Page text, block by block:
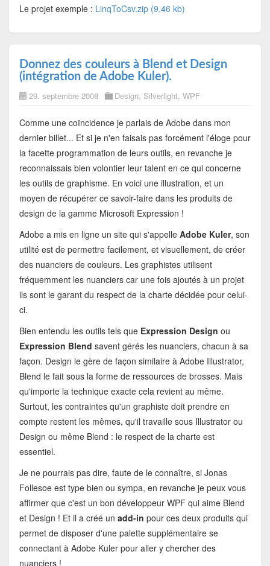
Le projet exemple : LinqToCsv.zip (9,46 kb)
Donnez des couleurs à Blend et Design
(intégration de Adobe Kuler).
29. septembre 2008 Design, Silverlight, WPF
Comme une coïncidence je parlais de Adobe dans mon
dernier billet... Et si je n'en faisais pas forcément l'éloge pour
la facette programmation de leurs outils, en revanche je
reconnaissais bien volontier leur talent en ce qui concerne
les outils de graphisme. En voici une illustration, et un
moyen de récupérer ce savoir-faire dans les produits de
design de la gamme Microsoft Expression !
Adobe a mis en ligne un site qui s'appelle Adobe Kuler, son
utilité est de permettre facilement, et visuellement, de créer
des nuanciers de couleurs. Les graphistes utilisent
fréquemment les nuanciers car une fois ajoutés à un projet
ils sont le garant du respect de la charte décidée pour celui-
ci.
Bien entendu les outils tels que Expression Design ou
Expression Blend savent gérés les nuanciers, chacun à sa
façon. Design le gère de façon similaire à Adobe Illustrator,
Blend le fait sous la forme de ressources de brosses. Mais
qu'importe la technique exacte cela revient au même.
Surtout, les contraintes qu'un graphiste doit prendre en
compte restent les mêmes, qu'il travaille sous Illustrator ou
Design ou même Blend : le respect de la charte est
essentiel.
Je ne pourrais pas dire, faute de le connaître, si Jonas
Follesoe est type bien ou sympa, en revanche je peux vous
affirmer que c'est un bon développeur WPF qui aime Blend
et Design ! Et il a créé un add-in pour ces deux produits qui
permet de disposer d'une palette supplémentaire se
connectant à Adobe Kuler pour aller y chercher des
nuanciers !